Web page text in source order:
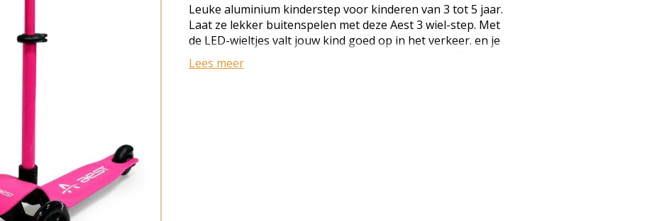
Leuke aluminium kinderstep voor kinderen van 3 tot 5 jaar.
Laat ze lekker buitenspelen met deze Aest 3 wiel-step. Met
de LED-wieltjes valt jouw kind goed op in het verkeer. en je
kunt eenvoudig het stuur in 3 hoogtes verstellen. Frame
en stuur:: aluminium Aantal wielen: 3 Voorwielen 120mm
Lees meer